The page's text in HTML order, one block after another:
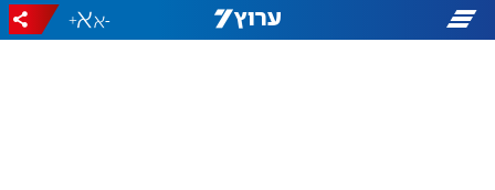
-
+